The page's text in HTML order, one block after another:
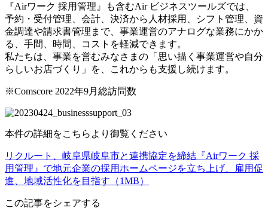
『Airワーク 採用管理』も含むAir ビジネスツールズでは、
予約・受付管理、会計、決済から人材採用、シフト管理、資
金調達や請求書管理まで、事業運営のアナログな業務にかか
る、手間、時間、コストを軽減できます。
私たちは、事業を営むみなさまの「思い描く事業運営や自分
らしいお店づくり」を、これからも支援し続けます。
※Comscore 2022年9月総訪問数
本件の詳細をこちらより御覧ください
リクルート、岐阜県岐阜市と連携協定を締結『Airワーク 採
用管理』で地元企業の採用ホームページを立ち上げ、雇用促
進、地域活性化を目指す（1MB）
この記事をシェアする